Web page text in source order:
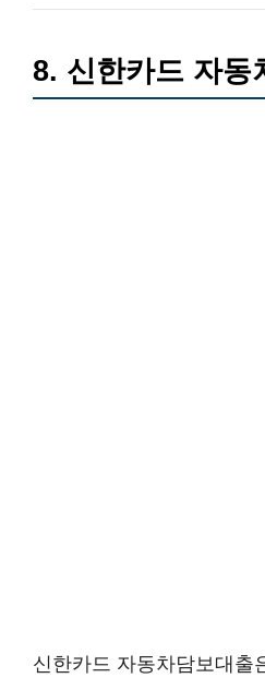
8. 신한카드 자동
신한카드 자동차담보대출